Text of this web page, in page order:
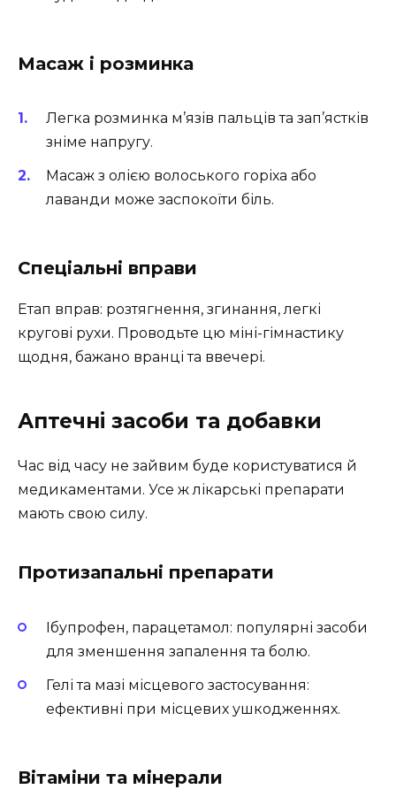
Масаж і розминка
Легка розминка м’язів пальців та зап’ястків
зніме напругу.
Масаж з олією волоського горіха або
лаванди може заспокоїти біль.
Спеціальні вправи
Етап вправ: розтягнення, згинання, легкі
кругові рухи. Проводьте цю міні-гімнастику
щодня, бажано вранці та ввечері.
Аптечні засоби та добавки
Час від часу не зайвим буде користуватися й
медикаментами. Усе ж лікарські препарати
мають свою силу.
Протизапальні препарати
Ібупрофен, парацетамол: популярні засоби
для зменшення запалення та болю.
Гелі та мазі місцевого застосування:
ефективні при місцевих ушкодженнях.
Вітаміни та мінерали